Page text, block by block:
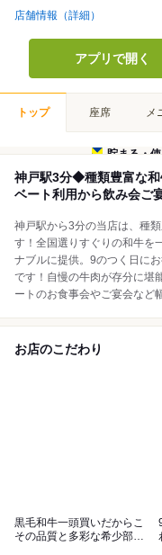
店舗情報（詳細）
アプリで開く
トップ 座席 メ
貯まる・
神戸駅3分◆種類豊富な和
ベート利用から飲み会ご
神戸駅から3分の当店は、種
す！全国選りすぐりの和牛を
ナブルに提供。9のつく日に
です！自慢の牛肉が存分に堪
ートのお食事会やご宴会な
お店のこだわり
黒毛和牛一頭買いだからこ
その品質と多彩な希少部位